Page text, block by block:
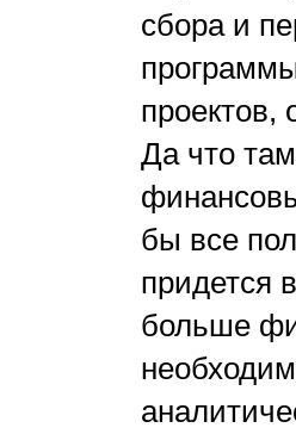
сбора и
проектов,
Да что
бы все
придется
больше